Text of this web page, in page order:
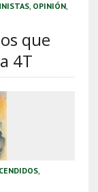
, OPINIÓN,
que
4T
,